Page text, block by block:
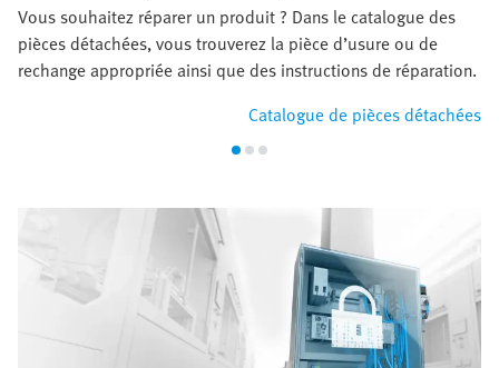
Vous souhaitez réparer un produit ? Dans le catalogue des
pièces détachées, vous trouverez la pièce d’usure ou de
rechange appropriée ainsi que des instructions de réparation.
Catalogue de pièces détachées